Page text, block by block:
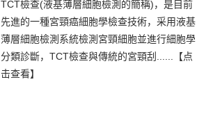
TCT檢查(液基薄層細胞檢測的簡稱)，是目前
先進的一種宮頸癌細胞學檢查技術，采用液基
薄層細胞檢測系統檢測宮頸細胞並進行細胞學
分類診斷，TCT檢查與傳統的宮頸刮......
【点
击查看】